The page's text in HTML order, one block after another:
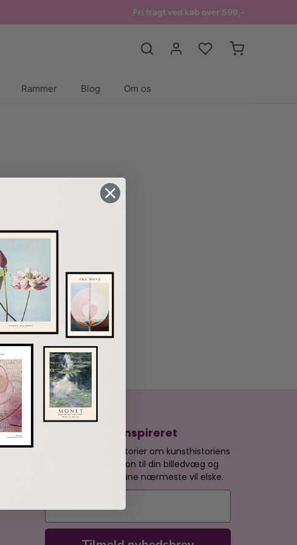
Fri fragt ved køb over 599,-
Rammer Blog Om os
Bliv inspireret
Få spændende historier om kunsthistoriens
kvinder, inspiration til din billedvæg og
gaveidéer, som dine nærmeste vil elske.